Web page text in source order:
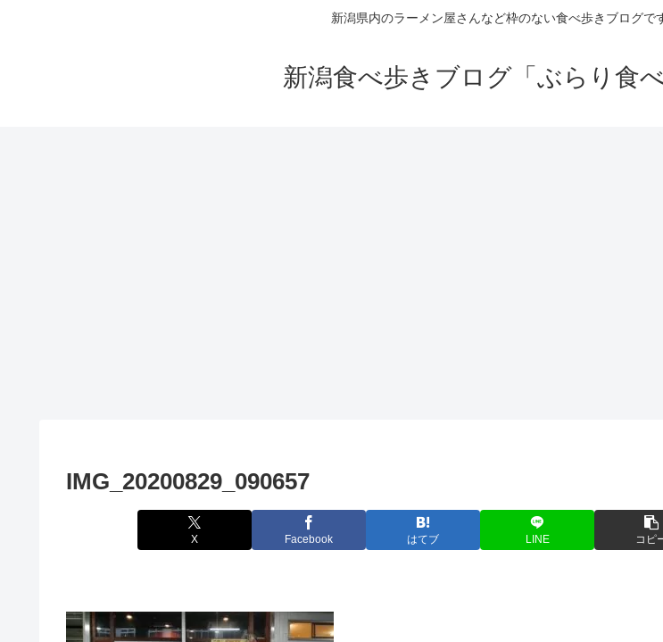
新潟県内のラーメン屋さんなど枠のない食べ歩きブログで
新潟食べ歩きブログ「ぶらり食
IMG_20200829_090657
X Facebook はてブ LINE コピ